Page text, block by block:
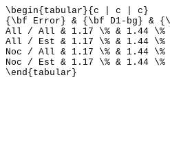
\begin{tabular}{c | c | c}
{\bf Error} & {\bf D1-bg} &
All / All & 1.17 \% & 1.44 \%
All / Est & 1.17 \% & 1.44 \%
Noc / All & 1.17 \% & 1.44 \%
Noc / Est & 1.17 \% & 1.44 \%
\end{tabular}